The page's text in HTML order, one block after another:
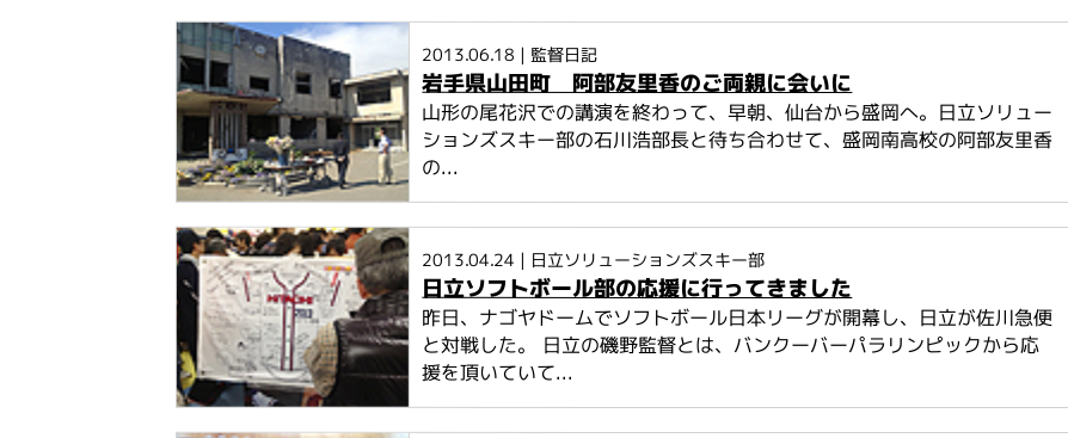
2013.06.18 | 監督日記
岩手県山田町 阿部友里香のご両親に会いに
山形の尾花沢での講演を終わって、早朝、仙台から盛岡へ。日立ソリュー
ションズスキー部の石川浩部長と待ち合わせて、盛岡南高校の阿部友里香
の...
2013.04.24 | 日立ソリューションズスキー部
日立ソフトボール部の応援に行ってきました
昨日、ナゴヤドームでソフトボール日本リーグが開幕し、日立が佐川急便
と対戦した。 日立の磯野監督とは、バンクーバーパラリンピックから応
援を頂いていて...